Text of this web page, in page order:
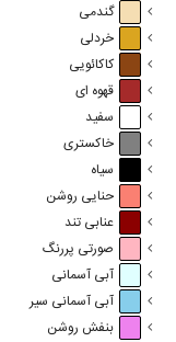
گندمی
خردلی
کاکائویی
قهوه ای
سفید
خاکستری
سیاه
حنایی روشن
عنابی تند
صورتی پررنگ
آبی آسمانی
آبی آسمانی سیر
بنفش روشن